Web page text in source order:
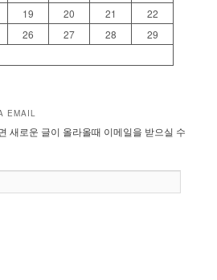
19 20 21
22
26 27 28
29
EMAIL
새로운 글이 올라올때 이메일을 받으실 수